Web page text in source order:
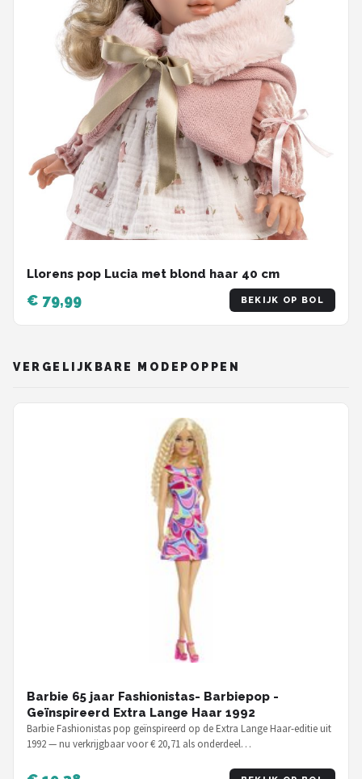
Llorens pop Lucia met blond haar 40 cm
€ 79,99 BEKIJK OP BOL
VERGELIJKBARE MODEPOPPEN
Barbie 65 jaar Fashionistas- Barbiepop -
Geïnspireerd Extra Lange Haar 1992
Barbie Fashionistas pop geïnspireerd op de Extra Lange Haar-editie uit
1992 — nu verkrijgbaar voor € 20,71 als onderdeel…